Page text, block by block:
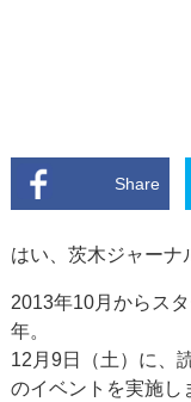
Share
はい、茨木ジャーナ
2013年10月からス
年。
12月9日（土）に、
のイベントを実施し